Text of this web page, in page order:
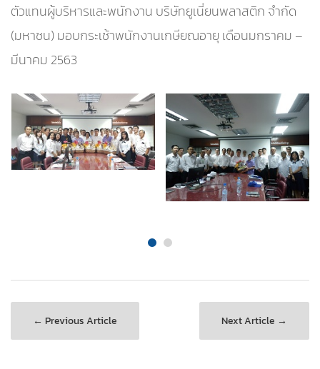
ตัวแทนผู้บริหารและพนักงาน บริษัทยูเนี่ยนพลาสติก จำกัด
(มหาชน) มอบกระเช้าพนักงานเกษียณอายุ เดือนมกราคม –
มีนาคม 2563
← Previous Article Next Article →